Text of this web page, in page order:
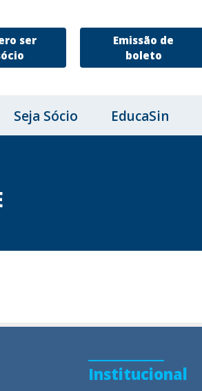
ser
Emissão de
boleto
Seja Sócio EducaSin
Institucional